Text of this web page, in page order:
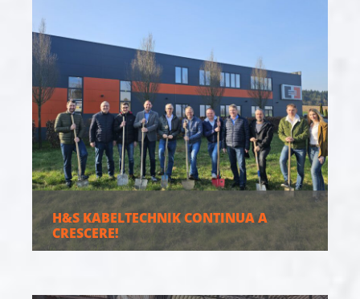
H&S KABELTECHNIK CONTINUA A
CRESCERE!